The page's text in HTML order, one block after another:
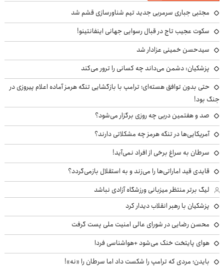
مجتبی جباری سرمربی جدید تیم شناورسازی قشم شد
سکوت عجیب تاج در قبال رسوایی جهانی اینفانتینو!
سیدحسن خمینی عزادار شد
پزشکیان: دشمن می‌داند چه کسانی را ترور می‌کند
حتی بدون توافق هسته‌ای؛ ترامپ با بازگشایی تنگه هرمز آماده اعلام پیروزی در
جنگ بود!
صد و هفتمین دربی چه روزی برگزار می‌شود؟
آمریکایی‌ها در تنگه هرمز چه مشکلاتی دارند؟
سرطان به سراغ برخی از افراد نمی‌آید!
قایدی قید اماراتی‌ها را می‌زند و به استقلال بازمی‌گردد؟
لیگ برتر منتظر میزبانی ورزشگاه آزادی نباشد
پزشکیان با رهبر انقلاب دیدار کرد
محسن رضایی در شورای عالی امنیت ملی پست گرفت
هوای پایتخت خنک می‌شود +هواشناسی فردا
بایدن؛ مردی که ترامپ را شکست داد اما سرطان را «نه»!